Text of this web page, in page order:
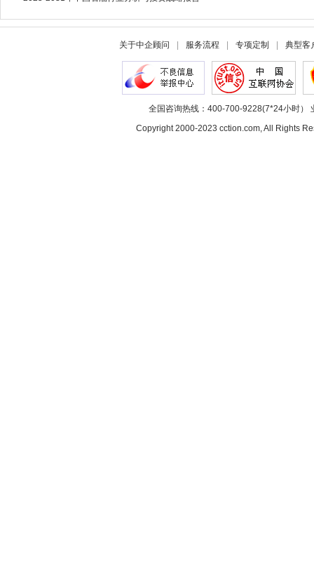
关于中企顾问 服务流程 专项定制 典型客
全国咨询热线：400-700-9228(7*24小时）
Copyright 2000-2023 cction.com, All Rights